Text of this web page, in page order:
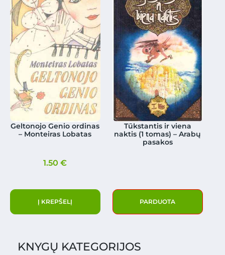
Geltonojo Genio ordinas
– Monteiras Lobatas
1.50€
Į KREPŠELĮ
Tūkstantis ir viena
naktis (1 tomas) – Arabų
pasakos
PARDUOTA
KNYGŲ KATEGORIJOS